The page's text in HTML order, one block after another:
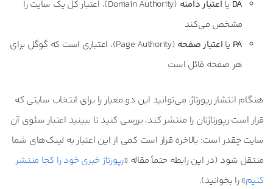
DA یا اعتبار دامنه
(Domain Authority)، اعتبار کل یک سایت را
مشخص می‌کند
PA یا اعتبار صفحه
(Page Authority)، اعتباری است که گوگل برای
هر صفحه قائل است
هنگام انتشار رپورتاژ، می‌توانید این دو معیار را برای انتخاب سایتی که
قرار است رپورتاژتان را منتشر کند، بررسی کنید تا ببینید اعتبار سئوی آن
سایت چقدر است؛ بالاخره قرار است کمی از این اعتبار به لینک‌های شما
منتقل شود (در این رابطه حتماً مقاله «رپورتاژ خبری خود را کجا منتشر
کنیم» را بخوانید).